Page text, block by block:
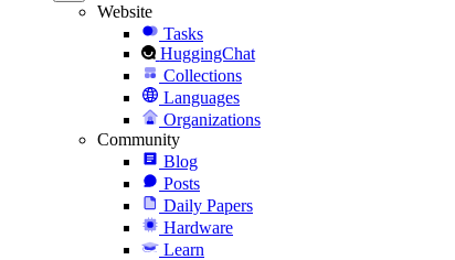
Website
Tasks
HuggingChat
Collections
Languages
Organizations
Community
Blog
Posts
Daily Papers
Hardware
Learn